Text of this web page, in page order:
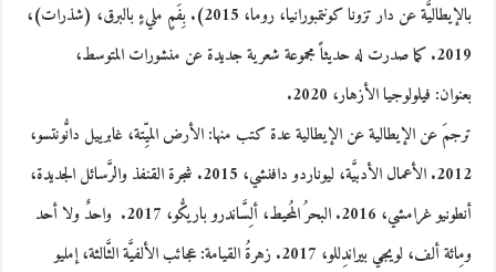
بالإيطاليَّة عن دار تزونا كونتمبورانيا، روما، 2015).
بِفَمٍ مليءٍ بالبرق، (شذرات)،
2019. كما صدرت له حديثاً مجموعة شعرية جديدة عن منشورات المتوسط،
بعنوان: فيلولوجيا الأزهار، 2020.
ترجمَ عن الإيطالية عن الإيطالية عدة كتب منها: الأرض الميِّتة، غابرييل دانُّونتسو،
2012. الأعمال الأدبيَّة، ليوناردو دافنشي، 2015. شجرة القنفذ والرَّسائل الجديدة،
أنطونيو غرامشي، 2016. البحرُ المُحيط، ألِسَّاندرو باريكُّو، 2017. واحدٌ ولا أحد
ومِائة ألف، لويجي بيراندِللو، 2017. زهرةُ القيامة: عجائب الألفيَّة الثَّالثة، إمليو